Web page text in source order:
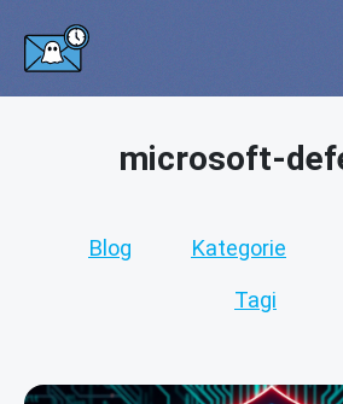
microsoft-
Blog Kategorie
Tagi